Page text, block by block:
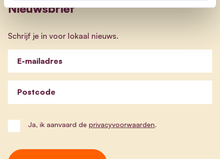
Nieuwsbrief
Schrijf je in voor lokaal nieuws.
E-mailadres
Postcode
Ja, ik aanvaard de privacyvoorwaarden.